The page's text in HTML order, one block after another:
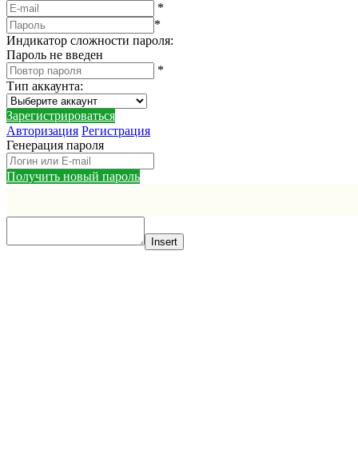
*
*
Индикатор сложности пароля:
Пароль не введен
*
Тип аккаунта:
Зарегистрироваться
Авторизация Регистрация
Генерация пароля
Получить новый пароль
Insert